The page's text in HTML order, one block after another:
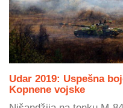
Udar 2019: Uspešna
Kopnene vojske